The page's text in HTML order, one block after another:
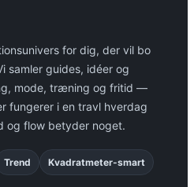
for dig, der vil bo
samler guides, idéer og
mode, træning og fritid —
fungerer i en travl hverdag
og flow betyder noget.
Trend Kvadratmeter-smart